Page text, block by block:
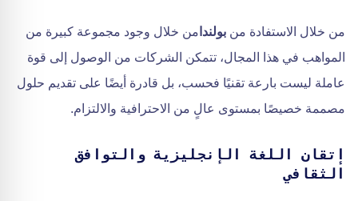
من خلال الاستفادة من بولندا من خلال وجود مجموعة كبيرة من
المواهب في هذا المجال، تتمكن الشركات من الوصول إلى قوة
عاملة ليست بارعة تقنيًا فحسب، بل قادرة أيضًا على تقديم حلول
مصممة خصيصًا بمستوى عالٍ من الاحترافية والالتزام.
إتقان اللغة الإنجليزية والتوافق
الثقافي